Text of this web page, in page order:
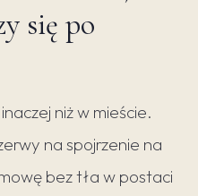
się po
niż w mieście.
na spojrzenie na
bez tła w postaci